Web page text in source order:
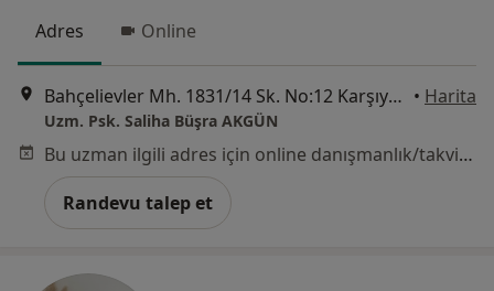
Adres Online
Bahçelievler Mh. 1831/14 Sk. No:12 Karşıyaka Tower, İzmir • Harita
Uzm. Psk. Saliha Büşra AKGÜN
Bu uzman ilgili adres için online danışmanlık/takvim sunmuyor.
Randevu talep et